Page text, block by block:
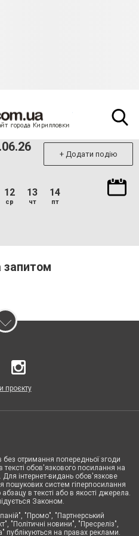
+ Додати подію
12
ср
13
чт
14
пт
запитом
проєкту
без отримання попередньої згоди
обов'язкового посилання на
інтернет-видань обов'язкове
пошукових систем гіперпосилання
в тексті або в якості джерела.
Законом.
"Промо", "Партнерський
"Політичні новини", "Пресреліз",
публікуються на правах реклами.